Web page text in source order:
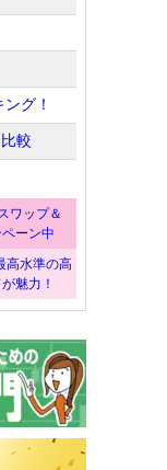
グ！
較
ワップ＆
ーン中
高水準の高
魅力！